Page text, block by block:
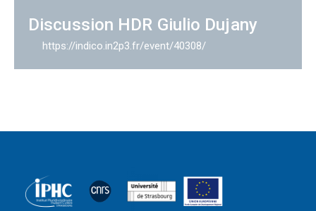
Discussion HDR Giulio Dujany
https://indico.in2p3.fr/event/40308/